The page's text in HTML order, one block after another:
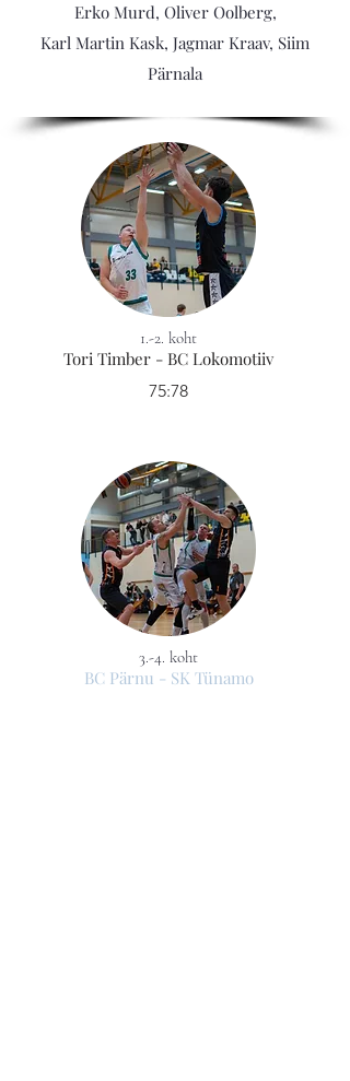
Erko Murd, Oliver Oolberg,
Karl Martin Kask, Jagmar Kraav, Siim
Pärnala
1.-2. koht
Tori Timber - BC Lokomotiiv
75:78
3.-4. koht
BC Pärnu - SK Tünamo